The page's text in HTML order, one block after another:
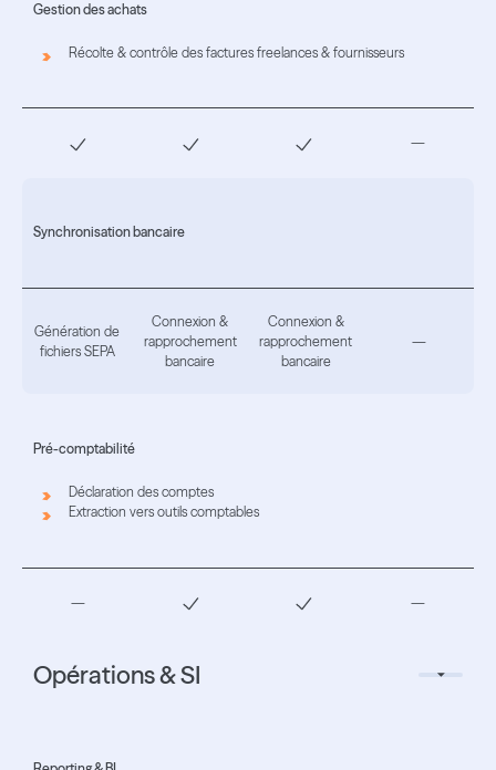
Gestion des achats
Récolte & contrôle des factures freelances & fournisseurs
—
Synchronisation bancaire
Génération de
fichiers SEPA
Connexion &
rapprochement
bancaire
Connexion &
rapprochement
bancaire
—
Pré-comptabilité
Déclaration des comptes
Extraction vers outils comptables
— —
Opérations & SI